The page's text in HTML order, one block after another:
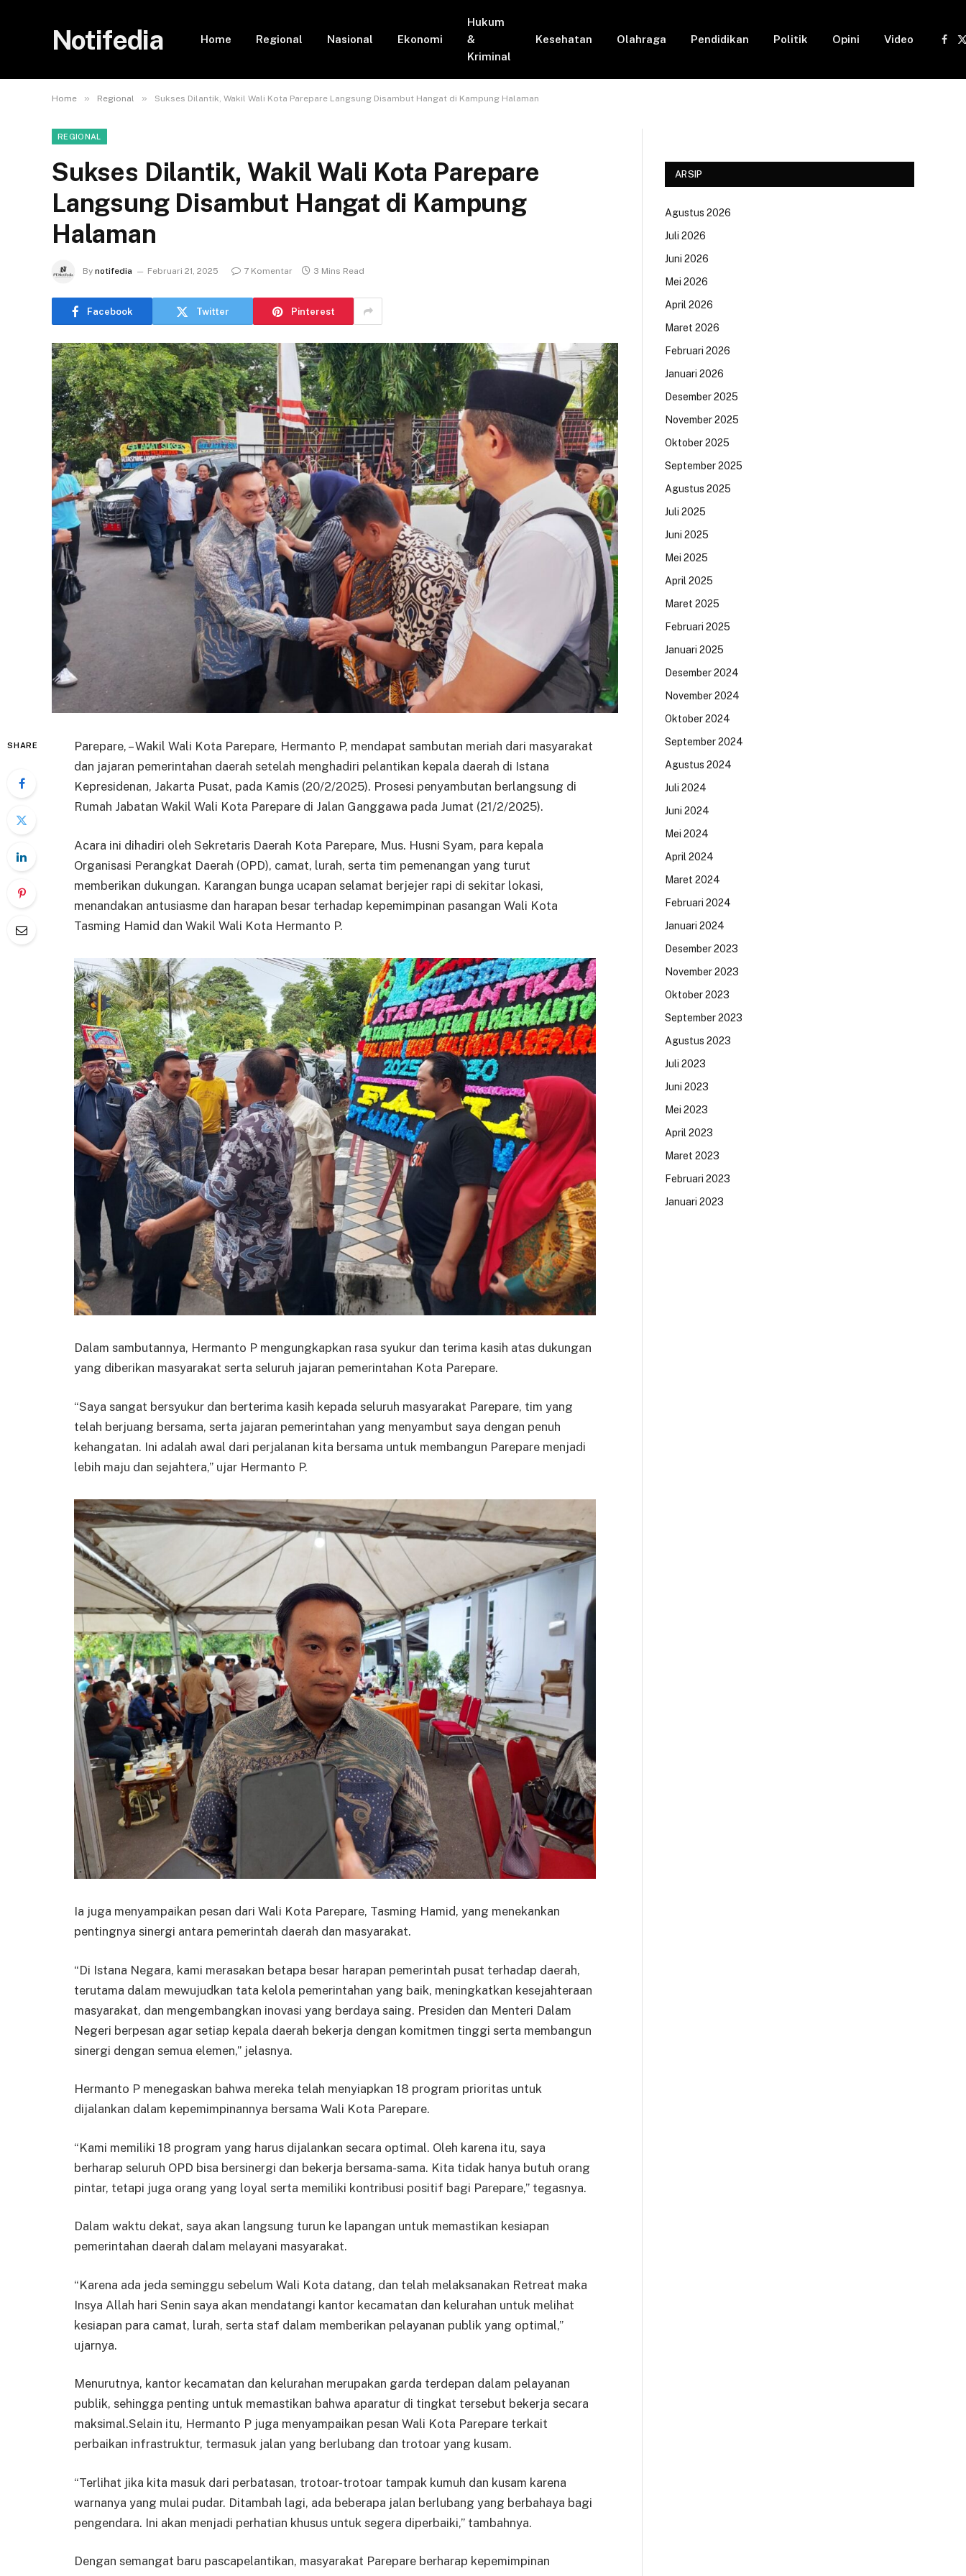
Notifedia Home Regional Nasional Ekonomi
Hukum
&
Kriminal
Kesehatan Olahraga Pendidikan Politik Opini Video
Home » Regional » Sukses Dilantik, Wakil Wali Kota Parepare Langsung Disambut Hangat di Kampung Halaman
REGIONAL
Sukses Dilantik, Wakil Wali Kota Parepare
Langsung Disambut Hangat di Kampung
Halaman
By notifedia Februari 21, 2025 7 Komentar 3 Mins Read
Facebook Twitter Pinterest
SHARE
Parepare, – Wakil Wali Kota Parepare, Hermanto P, mendapat sambutan meriah dari masyarakat
dan jajaran pemerintahan daerah setelah menghadiri pelantikan kepala daerah di Istana
Kepresidenan, Jakarta Pusat, pada Kamis (20/2/2025). Prosesi penyambutan berlangsung di
Rumah Jabatan Wakil Wali Kota Parepare di Jalan Ganggawa pada Jumat (21/2/2025).
Acara ini dihadiri oleh Sekretaris Daerah Kota Parepare, Mus. Husni Syam, para kepala
Organisasi Perangkat Daerah (OPD), camat, lurah, serta tim pemenangan yang turut
memberikan dukungan. Karangan bunga ucapan selamat berjejer rapi di sekitar lokasi,
menandakan antusiasme dan harapan besar terhadap kepemimpinan pasangan Wali Kota
Tasming Hamid dan Wakil Wali Kota Hermanto P.
Dalam sambutannya, Hermanto P mengungkapkan rasa syukur dan terima kasih atas dukungan
yang diberikan masyarakat serta seluruh jajaran pemerintahan Kota Parepare.
“Saya sangat bersyukur dan berterima kasih kepada seluruh masyarakat Parepare, tim yang
telah berjuang bersama, serta jajaran pemerintahan yang menyambut saya dengan penuh
kehangatan. Ini adalah awal dari perjalanan kita bersama untuk membangun Parepare menjadi
lebih maju dan sejahtera,” ujar Hermanto P.
Ia juga menyampaikan pesan dari Wali Kota Parepare, Tasming Hamid, yang menekankan
pentingnya sinergi antara pemerintah daerah dan masyarakat.
“Di Istana Negara, kami merasakan betapa besar harapan pemerintah pusat terhadap daerah,
terutama dalam mewujudkan tata kelola pemerintahan yang baik, meningkatkan kesejahteraan
masyarakat, dan mengembangkan inovasi yang berdaya saing. Presiden dan Menteri Dalam
Negeri berpesan agar setiap kepala daerah bekerja dengan komitmen tinggi serta membangun
sinergi dengan semua elemen,” jelasnya.
Hermanto P menegaskan bahwa mereka telah menyiapkan 18 program prioritas untuk
dijalankan dalam kepemimpinannya bersama Wali Kota Parepare.
“Kami memiliki 18 program yang harus dijalankan secara optimal. Oleh karena itu, saya
berharap seluruh OPD bisa bersinergi dan bekerja bersama-sama. Kita tidak hanya butuh orang
pintar, tetapi juga orang yang loyal serta memiliki kontribusi positif bagi Parepare,” tegasnya.
Dalam waktu dekat, saya akan langsung turun ke lapangan untuk memastikan kesiapan
pemerintahan daerah dalam melayani masyarakat.
“Karena ada jeda seminggu sebelum Wali Kota datang, dan telah melaksanakan Retreat maka
Insya Allah hari Senin saya akan mendatangi kantor kecamatan dan kelurahan untuk melihat
kesiapan para camat, lurah, serta staf dalam memberikan pelayanan publik yang optimal,”
ujarnya.
Menurutnya, kantor kecamatan dan kelurahan merupakan garda terdepan dalam pelayanan
publik, sehingga penting untuk memastikan bahwa aparatur di tingkat tersebut bekerja secara
maksimal.Selain itu, Hermanto P juga menyampaikan pesan Wali Kota Parepare terkait
perbaikan infrastruktur, termasuk jalan yang berlubang dan trotoar yang kusam.
“Terlihat jika kita masuk dari perbatasan, trotoar-trotoar tampak kumuh dan kusam karena
warnanya yang mulai pudar. Ditambah lagi, ada beberapa jalan berlubang yang berbahaya bagi
pengendara. Ini akan menjadi perhatian khusus untuk segera diperbaiki,” tambahnya.
Dengan semangat baru pascapelantikan, masyarakat Parepare berharap kepemimpinan
ARSIP
Agustus 2026
Juli 2026
Juni 2026
Mei 2026
April 2026
Maret 2026
Februari 2026
Januari 2026
Desember 2025
November 2025
Oktober 2025
September 2025
Agustus 2025
Juli 2025
Juni 2025
Mei 2025
April 2025
Maret 2025
Februari 2025
Januari 2025
Desember 2024
November 2024
Oktober 2024
September 2024
Agustus 2024
Juli 2024
Juni 2024
Mei 2024
April 2024
Maret 2024
Februari 2024
Januari 2024
Desember 2023
November 2023
Oktober 2023
September 2023
Agustus 2023
Juli 2023
Juni 2023
Mei 2023
April 2023
Maret 2023
Februari 2023
Januari 2023